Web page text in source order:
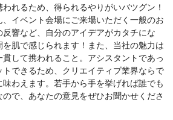
れるため、得られるやりがいバツグン！
イベント会場にご来場いただく一般のお
響など、自分のアイデアがカタチにな
を肌で感じられます！また、当社の魅力は
して携われること。アシスタントであっ
できるため、クリエイティブ業界ならで
わえます。若手から手を挙げれば誰でも
で、あなたの意見をぜひお聞かせくださ